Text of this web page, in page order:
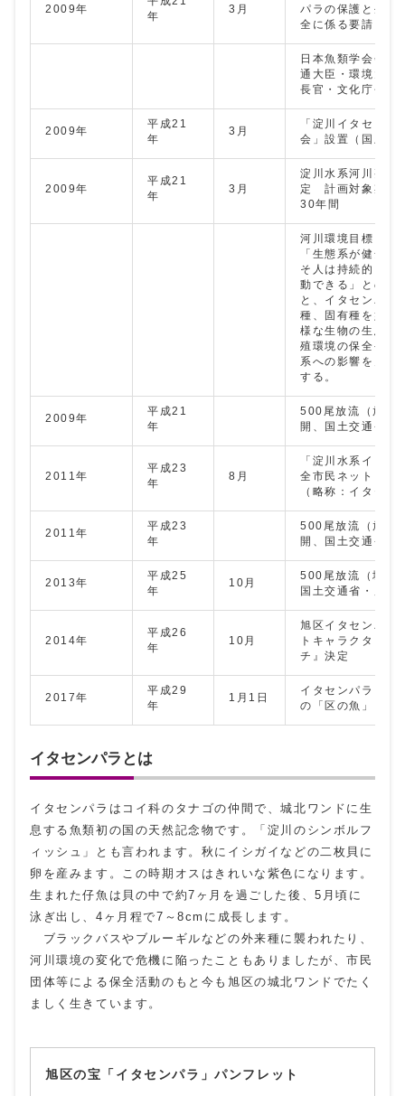
2009年
年
3月
パラの保護と生息
全に係る要請
日本魚類学会会
通大臣・環境大臣
長官・文化庁長官
2009年
平成21
年
3月
「淀川イタセンパ
会」設置（国土交
2009年
平成21
年
3月
淀川水系河川整備
定 計画対象期間
30年間
河川環境目標
「生態系が健全で
そ人は持続的に生
動できる」との考
と、イタセンパラ
種、固有種を始め
様な生物の生息・
殖環境の保全や再
系への影響を見な
する。
2009年
平成21
年
500尾放流（放流
開、国土交通省・
2011年
平成23
年
8月
「淀川水系イタセ
全市民ネットワー
（略称：イタセン
2011年
平成23
年
500尾放流（放流
開、国土交通省・
2013年
平成25
年
10月
500尾放流（城北
国土交通省・府）
2014年
平成26
年
10月
旭区イタセンパラ
トキャラクター『
チ』決定
2017年
平成29
年
1月1日
イタセンパラを大
の「区の魚」に制
イタセンパラとは
イタセンパラはコイ科のタナゴの仲間で、城北ワンドに生
息する魚類初の国の天然記念物です。「淀川のシンボルフ
ィッシュ」とも言われます。秋にイシガイなどの二枚貝に
卵を産みます。この時期オスはきれいな紫色になります。
生まれた仔魚は貝の中で約7ヶ月を過ごした後、5月頃に
泳ぎ出し、4ヶ月程で7～8cmに成長します。
ブラックバスやブルーギルなどの外来種に襲われたり、
河川環境の変化で危機に陥ったこともありましたが、市民
団体等による保全活動のもと今も旭区の城北ワンドでたく
ましく生きています。
旭区の宝「イタセンパラ」パンフレット